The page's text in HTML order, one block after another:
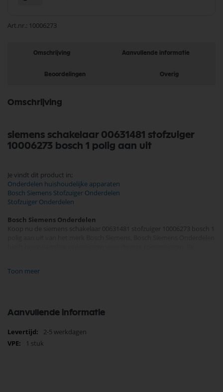
Art.nr. 10006273
Omschrijving Aanvullende informatie
Beoordelingen Overig
Omschrijving
siemens schakelaar 00631481 stofzuiger
10006273 bosch 1 polig aan uit
Je vindt dit product in;
Onderdelen huishoudelijke apparaten
Bosch Siemens Stofzuiger Onderdelen
Stofzuiger Onderdelen
Bosch Siemens Onderdelen
Koop nu de siemens schakelaar 00631481 stofzuiger 10006273 bosch 1
Siemens Onderdelen vandaag nog en bestel eenvoudig online.
Toon meer
Aanvullende informatie
Meer
informatie
2-5 werkdagen
1 stuk